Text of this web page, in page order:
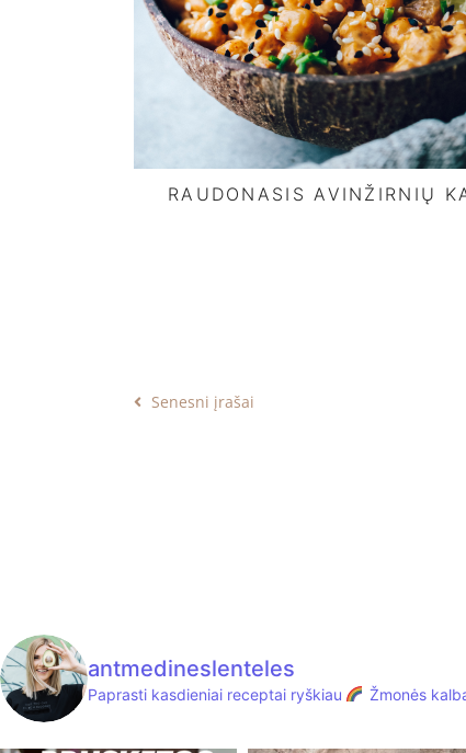
RAUDONASIS AVINŽIRNIŲ
Senesni įrašai
antmedineslenteles
Paprasti kasdieniai receptai ryškiau Žmonės